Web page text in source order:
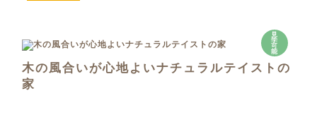
見
学
可
能
木の風合いが心地よいナチュラルテイストの
家